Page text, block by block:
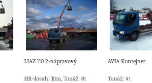
LIAZ 110 2-nápravový
HR-dosah: 10m, Tonáž: 8t
AVIA Kontejner
Tonáž: 4t